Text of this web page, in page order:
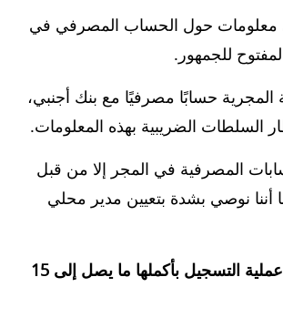
معلومات حول الحساب المصرفي في
للجمهور.
حسابًا مصرفيًا مع بنك أجنبي،
السلطات الضريبية بهذه المعلومات.
المصرفية في المجر إلا من قبل
أننا نوصي بشدة بتعيين مدير محلي
عادة ما تستغرق عملية التسجيل بأكملها ما يصل إلى 15